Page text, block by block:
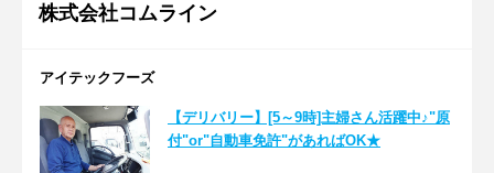
株式会社コムライン
アイテックフーズ
【デリバリー】[5～9時]主婦さん活躍中♪"原
付"or"自動車免許"があればOK★